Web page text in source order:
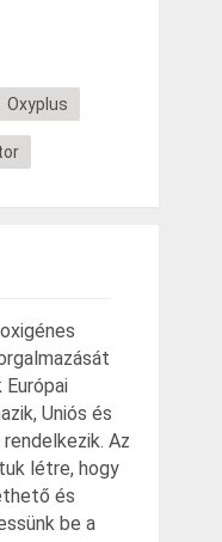
Oxyplus
Uniós és
Az
létre, hogy
és
be a